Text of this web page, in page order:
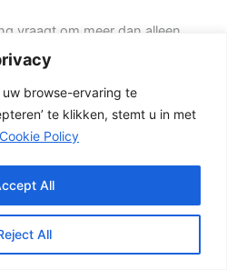
browse-ervaring te
te klikken, stemt u in met
Cookie Policy
All
All
vraagt om meer dan alleen
Wilt u vooral privacy,
meestal de beste keuze.
van de schutting en de
of hoeken hebben invloed
uw tuin?
is populair omdat deze
uitstraling heeft. {De